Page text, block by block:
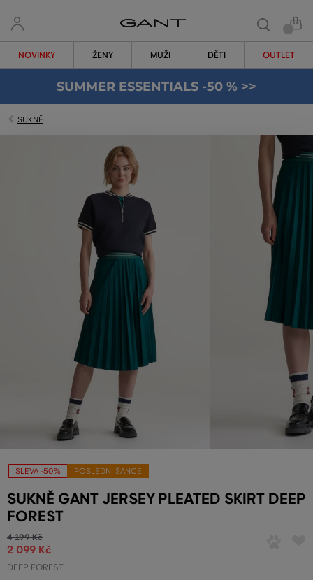
NOVINKY ŽENY MUŽI DĚTI OUTLET
SUMMER ESSENTIALS -50 % >>
SUKNĚ
SLEVA -50% POSLEDNÍ ŠANCE
SUKNĚ GANT JERSEY PLEATED SKIRT DEEP
FOREST
4 199 Kč
2 099 Kč
DEEP FOREST